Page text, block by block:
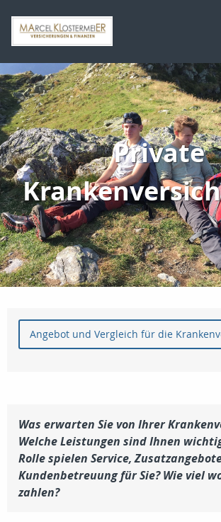
Private
Angebot und Vergleich für die
Was erwarten Sie von Ihrer
Welche Leistungen sind Ihnen
Rolle spielen Service,
Kundenbetreuung für Sie? Wie viel
zahlen?